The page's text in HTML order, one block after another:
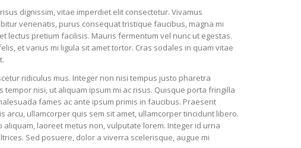
dignissim, vitae imperdiet elit consectetur. Vivamus
venenatis, purus consequat tristique faucibus, magna mi
lectus pretium facilisis. Mauris fermentum vel nunc ut egestas.
et varius mi ligula sit amet tortor. Cras sodales in quam vitae
ridiculus mus. Integer non nisi tempus justo pharetra
nisi, ut aliquam ipsum mi ac risus. Quisque porta fringilla
fames ac ante ipsum primis in faucibus. Praesent
ullamcorper quis sem sit amet, ullamcorper tincidunt libero.
laoreet metus non, vulputate lorem. Integer id urna
Sed posuere, dolor a viverra scelerisque, augue mi